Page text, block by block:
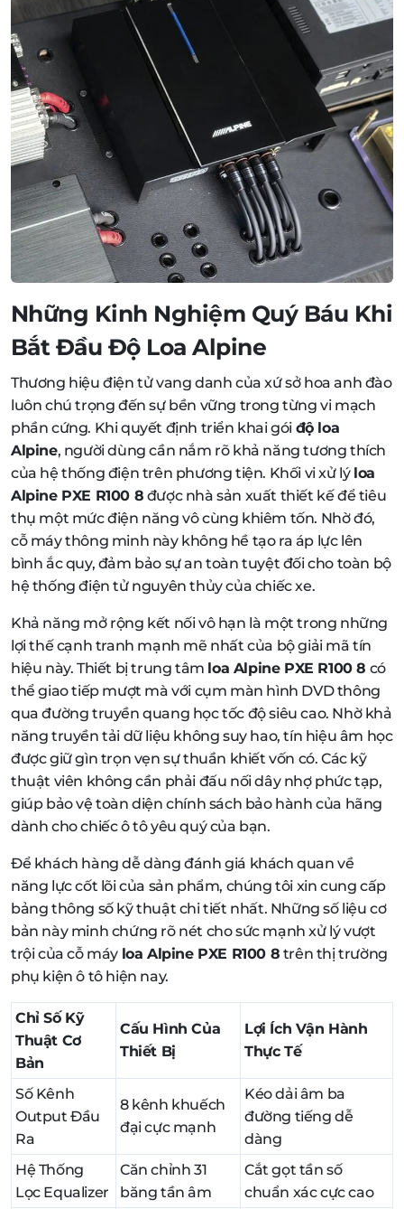
Những Kinh Nghiệm Quý Báu Khi
Bắt Đầu Độ Loa Alpine
Thương hiệu điện tử vang danh của xứ sở hoa anh đào
luôn chú trọng đến sự bền vững trong từng vi mạch
phần cứng. Khi quyết định triển khai gói độ loa
Alpine, người dùng cần nắm rõ khả năng tương thích
của hệ thống điện trên phương tiện. Khối vi xử lý loa
Alpine PXE R100 8 được nhà sản xuất thiết kế để tiêu
thụ một mức điện năng vô cùng khiêm tốn. Nhờ đó,
cỗ máy thông minh này không hề tạo ra áp lực lên
bình ắc quy, đảm bảo sự an toàn tuyệt đối cho toàn bộ
hệ thống điện tử nguyên thủy của chiếc xe.
Khả năng mở rộng kết nối vô hạn là một trong những
lợi thế cạnh tranh mạnh mẽ nhất của bộ giải mã tín
hiệu này. Thiết bị trung tâm loa Alpine PXE R100 8 có
thể giao tiếp mượt mà với cụm màn hình DVD thông
qua đường truyền quang học tốc độ siêu cao. Nhờ khả
năng truyền tải dữ liệu không suy hao, tín hiệu âm học
được giữ gìn trọn vẹn sự thuần khiết vốn có. Các kỹ
thuật viên không cần phải đấu nối dây nhợ phức tạp,
giúp bảo vệ toàn diện chính sách bảo hành của hãng
dành cho chiếc ô tô yêu quý của bạn.
Để khách hàng dễ dàng đánh giá khách quan về
năng lực cốt lõi của sản phẩm, chúng tôi xin cung cấp
bảng thông số kỹ thuật chi tiết nhất. Những số liệu cơ
bản này minh chứng rõ nét cho sức mạnh xử lý vượt
trội của cỗ máy loa Alpine PXE R100 8 trên thị trường
phụ kiện ô tô hiện nay.
Chỉ Số Kỹ
Thuật Cơ
Bản
Cấu Hình Của
Thiết Bị
Lợi Ích Vận Hành
Thực Tế
Số Kênh
Output Đầu
Ra
8 kênh khuếch
đại cực mạnh
Kéo dải âm ba
đường tiếng dễ
dàng
Hệ Thống
Lọc Equalizer
Căn chỉnh 31
băng tần âm
Cắt gọt tần số
chuẩn xác cực cao